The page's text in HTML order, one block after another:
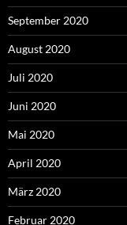
September 2020
August 2020
Juli 2020
Juni 2020
Mai 2020
April 2020
März 2020
Februar 2020